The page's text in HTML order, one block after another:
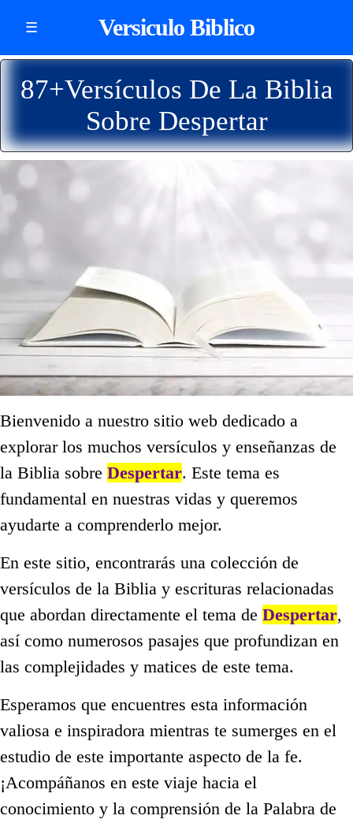
☰ Versiculo Biblico
87+Versículos De La Biblia
Sobre Despertar
Bienvenido a nuestro sitio web dedicado a
explorar los muchos versículos y enseñanzas de
la Biblia sobre Despertar. Este tema es
fundamental en nuestras vidas y queremos
ayudarte a comprenderlo mejor.
En este sitio, encontrarás una colección de
versículos de la Biblia y escrituras relacionadas
que abordan directamente el tema de Despertar,
así como numerosos pasajes que profundizan en
las complejidades y matices de este tema.
Esperamos que encuentres esta información
valiosa e inspiradora mientras te sumerges en el
estudio de este importante aspecto de la fe.
¡Acompáñanos en este viaje hacia el
conocimiento y la comprensión de la Palabra de